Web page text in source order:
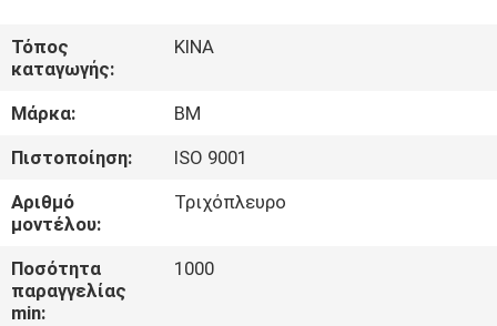
ΣΧΕΤΙΚΆ
ΜΕ
ΕΜΆΣ
ΕΠΙΣΚΕΨΉ
ΕΡΓΟΣΤΑΣΊΟΥ
ΈΛΕΓΧΟΣ
Τόπος
καταγωγής:
ΚΙΝΑ
Μάρκα:
BM
Πιστοποίηση:
ISO 9001
Αριθμό
μοντέλου:
Τριχόπλευρο
Ποσότητα
παραγγελίας
min:
1000